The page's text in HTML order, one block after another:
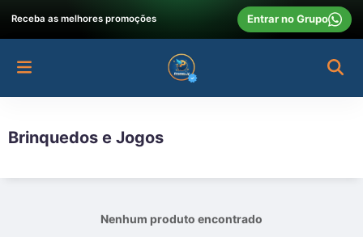
Receba as melhores promoções Entrar no Grupo
Brinquedos e Jogos
Nenhum produto encontrado